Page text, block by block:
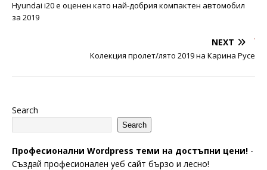
Hyundai i20 е оценен като най-добрия компактен автомобил
за 2019
NEXT
Колекция пролет/лято 2019 на Карина Русе
Search
Search
Професионални Wordpress теми на достъпни цени! -
Създай професионален уеб сайт бързо и лесно!